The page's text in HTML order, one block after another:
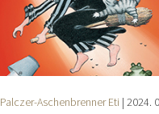
Palczer-Aschenbrenner Eti | 2024.